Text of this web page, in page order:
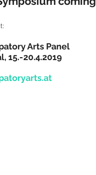
Interview
Art & Science
Arts Panel
15.-20.4.2019